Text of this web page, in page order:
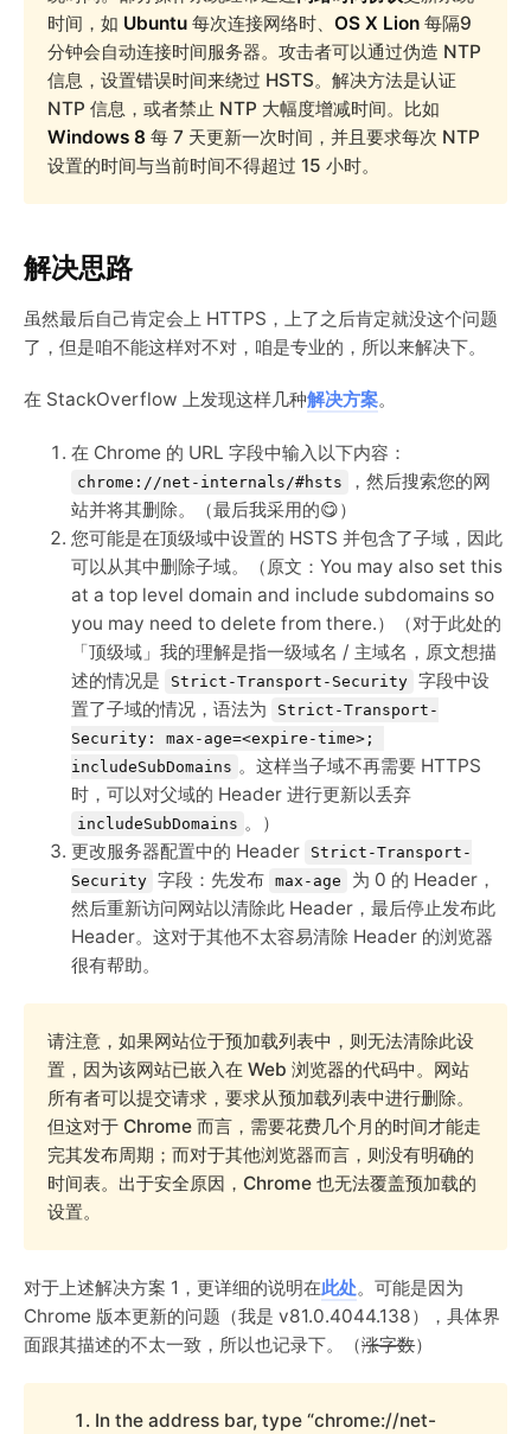
时间，如 Ubuntu 每次连接网络时、OS X Lion 每隔9
分钟会自动连接时间服务器。攻击者可以通过伪造 NTP
信息，设置错误时间来绕过 HSTS。解决方法是认证
NTP 信息，或者禁止 NTP 大幅度增减时间。比如
Windows 8 每 7 天更新一次时间，并且要求每次 NTP
设置的时间与当前时间不得超过 15 小时。
解决思路
虽然最后自己肯定会上 HTTPS，上了之后肯定就没这个问题
了，但是咱不能这样对不对，咱是专业的，所以来解决下。
在 StackOverflow 上发现这样几种解决方案。
在 Chrome 的 URL 字段中输入以下内容：
chrome://net-internals/#hsts
，然后搜索您的网
站并将其删除。（最后我采用的😋）
您可能是在顶级域中设置的 HSTS 并包含了子域，因此
可以从其中删除子域。（原文：You may also set this
at a top level domain and include subdomains so
you may need to delete from there.）（对于此处的
「顶级域」我的理解是指一级域名 / 主域名，原文想描
述的情况是
Strict-Transport-Security 字段中设
置了子域的情况，语法为
Strict-Transport-
Security: max-age=<expire-time>;
includeSubDomains 。这样当子域不再需要 HTTPS
时，可以对父域的 Header 进行更新以丢弃
includeSubDomains 。）
更改服务器配置中的 Header
Strict-Transport-
Security 字段：先发布 max-age
为 0 的 Header，
然后重新访问网站以清除此 Header，最后停止发布此
Header。这对于其他不太容易清除 Header 的浏览器
很有帮助。
请注意，如果网站位于预加载列表中，则无法清除此设
置，因为该网站已嵌入在 Web 浏览器的代码中。网站
所有者可以提交请求，要求从预加载列表中进行删除。
但这对于 Chrome 而言，需要花费几个月的时间才能走
完其发布周期；而对于其他浏览器而言，则没有明确的
时间表。出于安全原因，Chrome 也无法覆盖预加载的
设置。
对于上述解决方案 1，更详细的说明在此处。可能是因为
Chrome 版本更新的问题（我是 v81.0.4044.138），具体界
面跟其描述的不太一致，所以也记录下。（涨字数）
In the address bar, type “chrome://net-